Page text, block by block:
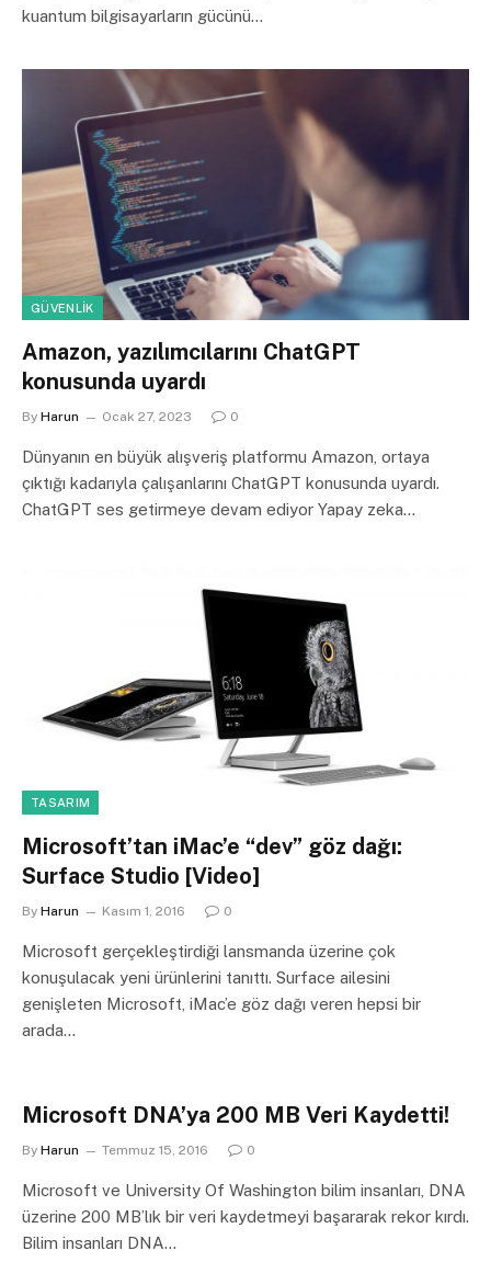
kuantum bilgisayarların gücünü…
GÜVENLIK
Amazon, yazılımcılarını ChatGPT
konusunda uyardı
By Harun Ocak 27, 2023 0
Dünyanın en büyük alışveriş platformu Amazon, ortaya
çıktığı kadarıyla çalışanlarını ChatGPT konusunda uyardı.
ChatGPT ses getirmeye devam ediyor Yapay zeka…
TASARIM
Microsoft’tan iMac’e “dev” göz dağı:
Surface Studio [Video]
By Harun Kasım 1, 2016 0
Microsoft gerçekleştirdiği lansmanda üzerine çok
konuşulacak yeni ürünlerini tanıttı. Surface ailesini
genişleten Microsoft, iMac’e göz dağı veren hepsi bir
arada…
Microsoft DNA’ya 200 MB Veri Kaydetti!
By Harun Temmuz 15, 2016 0
Microsoft ve University Of Washington bilim insanları, DNA
üzerine 200 MB’lık bir veri kaydetmeyi başararak rekor kırdı.
Bilim insanları DNA…